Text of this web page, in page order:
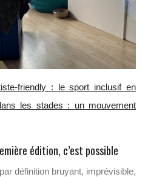
friendly : le sport inclusif en
les stades : un mouvement
édition, c’est possible
définition bruyant, imprévisible,